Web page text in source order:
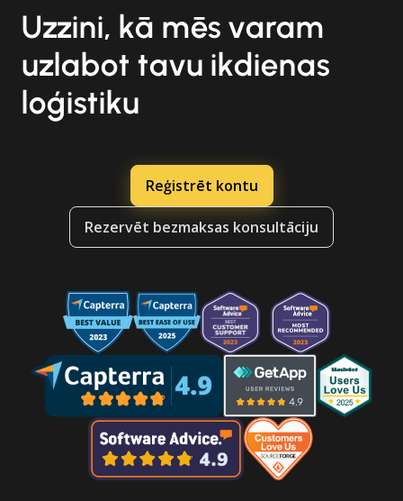
Uzzini, kā mēs varam
uzlabot tavu ikdienas
loģistiku
Reģistrēt kontu
Rezervēt bezmaksas konsultāciju